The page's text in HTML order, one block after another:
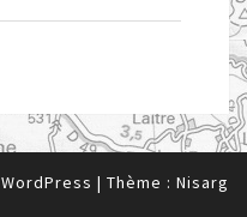
WordPress | Thème : Nisarg